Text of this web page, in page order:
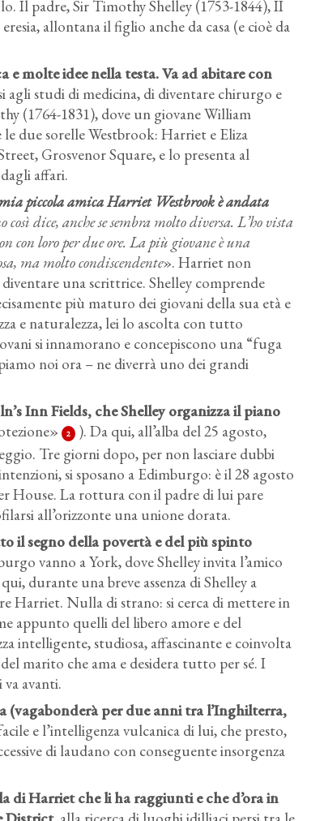
Il padre, Sir Timothy Shelley (1753-1844), II
allontana il figlio anche da casa (e cioè da
e molte idee nella testa. Va ad abitare con
agli studi di medicina, di diventare chirurgo e
(1764-1831), dove un giovane William
due sorelle Westbrook: Harriet e Eliza
Grosvenor Square, e lo presenta al
affari.
piccola amica Harriet Westbrook è andata
dice, anche se sembra molto diversa. L’ho vista
con loro per due ore. La più giovane è una
ma molto condiscendente». Harriet non
una scrittrice. Shelley comprende
più maturo dei giovani della sua età e
e naturalezza, lei lo ascolta con tutto
si innamorano e concepiscono una “fuga
noi ora – ne diverrà uno dei grandi
Inn Fields, che Shelley organizza il piano
» 2
). Da qui, all’alba del 25 agosto,
Tre giorni dopo, per non lasciare dubbi
si sposano a Edimburgo: è il 28 agosto
House. La rottura con il padre di lui pare
all’orizzonte una unione dorata.
il segno della povertà e del più spinto
vanno a York, doveShelley invita l’amico
durante una breve assenza di Shelley a
Harriet. Nulla di strano: si cerca di mettere in
appunto quelli del libero amore e del
intelligente, studiosa, affascinante e coinvolta
marito che ama e desidera tutto per sé. I
avanti.
(vagabonderà per due anni tra l’Inghilterra,
e l’intelligenza vulcanica di lui, che presto,
di laudano con conseguente insorgenza
di Harriet che li ha raggiunti e che d’ora in